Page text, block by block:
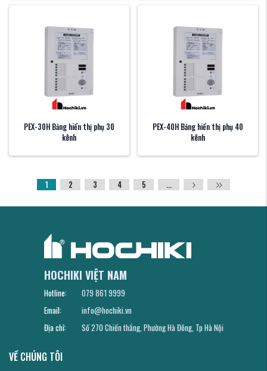
PEX-30H Bảng hiển thị phụ 30
kênh
PEX-40H Bảng hiển thị phụ 40
kênh
1 2 3 4 5 ...
HOCHIKI VIỆT NAM
Hotline:
079 861 9999
Email:
info@hochiki.vn
Địa chỉ:
Số 270 Chiến thắng, Phường Hà Đông, Tp Hà Nội
VỀ CHÚNG TÔI